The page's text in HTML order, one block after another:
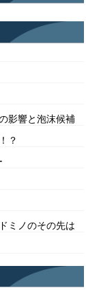
影響と泡沫候補
？
ミノのその先は